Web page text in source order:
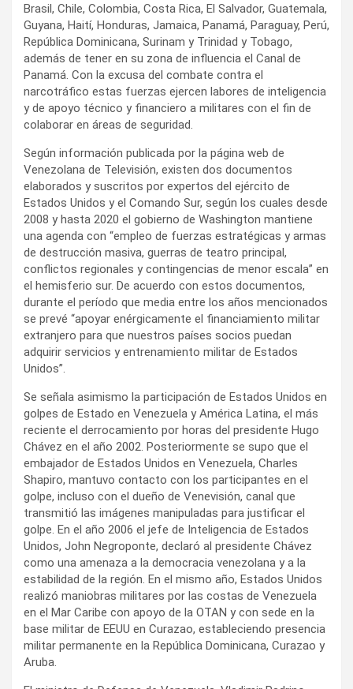
Brasil, Chile, Colombia, Costa Rica, El Salvador, Guatemala,
Guyana, Haití, Honduras, Jamaica, Panamá, Paraguay, Perú,
República Dominicana, Surinam y Trinidad y Tobago,
además de tener en su zona de influencia el Canal de
Panamá. Con la excusa del combate contra el
narcotráfico estas fuerzas ejercen labores de inteligencia
y de apoyo técnico y financiero a militares con el fin de
colaborar en áreas de seguridad.
Según información publicada por la página web de
Venezolana de Televisión, existen dos documentos
elaborados y suscritos por expertos del ejército de
Estados Unidos y el Comando Sur, según los cuales desde
2008 y hasta 2020 el gobierno de Washington mantiene
una agenda con “empleo de fuerzas estratégicas y armas
de destrucción masiva, guerras de teatro principal,
conflictos regionales y contingencias de menor escala” en
el hemisferio sur. De acuerdo con estos documentos,
durante el período que media entre los años mencionados
se prevé “apoyar enérgicamente el financiamiento militar
extranjero para que nuestros países socios puedan
adquirir servicios y entrenamiento militar de Estados
Unidos”.
Se señala asimismo la participación de Estados Unidos en
golpes de Estado en Venezuela y América Latina, el más
reciente el derrocamiento por horas del presidente Hugo
Chávez en el año 2002. Posteriormente se supo que el
embajador de Estados Unidos en Venezuela, Charles
Shapiro, mantuvo contacto con los participantes en el
golpe, incluso con el dueño de Venevisión, canal que
transmitió las imágenes manipuladas para justificar el
golpe. En el año 2006 el jefe de Inteligencia de Estados
Unidos, John Negroponte, declaró al presidente Chávez
como una amenaza a la democracia venezolana y a la
estabilidad de la región. En el mismo año, Estados Unidos
realizó maniobras militares por las costas de Venezuela
en el Mar Caribe con apoyo de la OTAN y con sede en la
base militar de EEUU en Curazao, estableciendo presencia
militar permanente en la República Dominicana, Curazao y
Aruba.